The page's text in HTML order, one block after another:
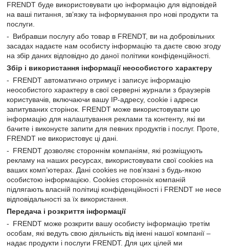
FRENDT буде використовувати цю інформацію для відповідей
на ваші питання, зв’язку та інформування про нові продукти та
послуги.
Вибравши послугу або товар в FRENDT, ви на добровільних
засадах надаєте нам особисту інформацію та даєте свою згоду
на збір даних відповідно до даної політики конфіденційності.
Збір і використання інформації неособистого характеру
FRENDT автоматично отримує і записує інформацію
неособистого характеру в свої серверні журнали з браузерів
користувачів, включаючи вашу IP-адресу, cookie і адреси
запитуваних сторінок. FRENDT може використовувати цю
інформацію для налаштування реклами та контенту, які ви
бачите і виконуєте запити для певних продуктів і послуг. Проте,
FRENDT не використовує ці дані.
FRENDT дозволяє стороннім компаніям, які розміщують
рекламу на наших ресурсах, використовувати свої cookies на
ваших комп’ютерах. Дані cookies не пов’язані з будь-якою
особистою інформацією. Cookies сторонніх компаній
підлягають власній політиці конфіденційності і FRENDT не несе
відповідальності за їх використання.
Передача і розкриття інформації
FRENDT може розкрити вашу особисту інформацію третім
особам, які ведуть свою діяльність від імені нашої компанії –
надає продукти і послуги FRENDT. Для цих цілей ми